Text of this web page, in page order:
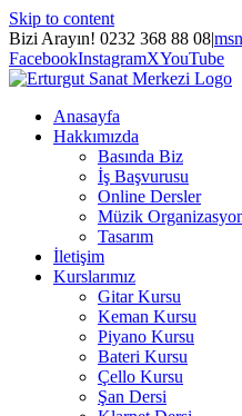
Skip to content
Bizi Arayın! 0232 368 88 08|
FacebookInstagramXYouTube
Anasayfa
Hakkımızda
Basında Biz
İş Başvurusu
Online Dersler
Müzik
Tasarım
İletişim
Kurslarımız
Gitar Kursu
Keman Kursu
Piyano Kursu
Bateri Kursu
Çello Kursu
Şan Dersi